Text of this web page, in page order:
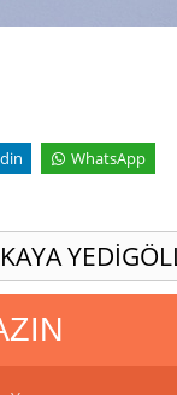
WhatsApp